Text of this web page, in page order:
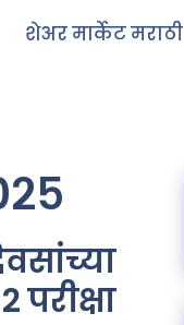
शेअर मार्केट मराठी
परीक्षा